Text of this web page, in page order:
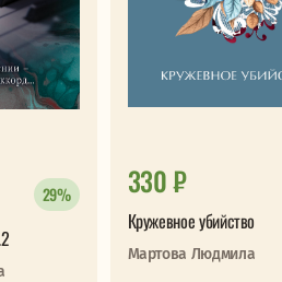
29% 330 ₽
Кружевное убийство
Мартова Людмила